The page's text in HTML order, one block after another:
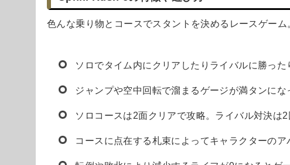
色んな乗り物とコースでスタントを決めるレースゲーム
ソロでタイム内にクリアしたりライバルに勝っ
ジャンプや空中回転で溜まるゲージが満タンにな
ソロコースは2面クリアで攻略。ライバル対決は2
コースに点在する札束によってキャラクターのア